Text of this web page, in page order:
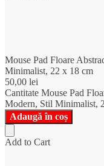
Mouse Pad Floare
Minimalist, 22 x 18 cm
50,00 lei
Cantitate Mouse Pad
Modern, Stil Minimalist,
Adaugă în coș
Add to Cart